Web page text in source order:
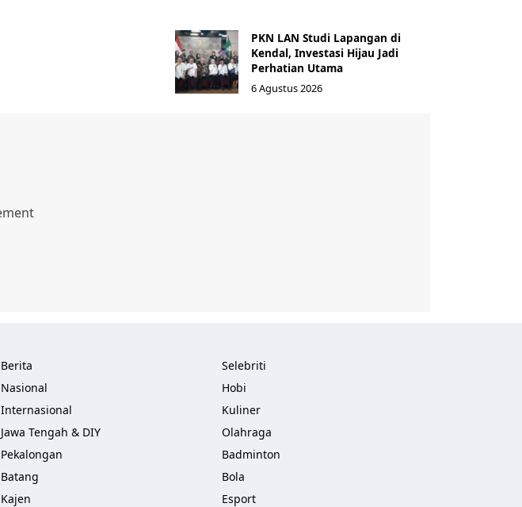
PKN LAN Studi Lapangan di
Kendal, Investasi Hijau Jadi
Perhatian Utama
6 Agustus 2026
Berita
Nasional
Internasional
Jawa Tengah & DIY
Pekalongan
Batang
Kajen
Selebriti
Hobi
Kuliner
Olahraga
Badminton
Bola
Esport